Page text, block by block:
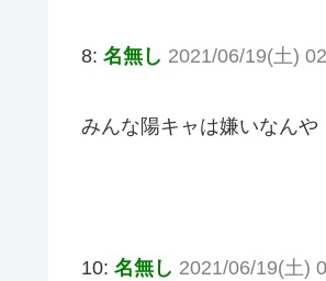
8: 名無し 2021/06/19(土)
みんな陽キャは嫌いなんや
10: 名無し 2021/06/19(土)